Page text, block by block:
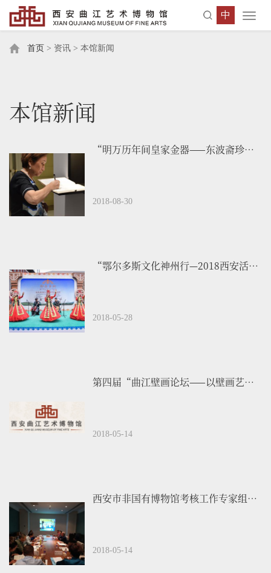
中
首页 > 资讯 > 本馆新闻
本馆新闻
“明万历年间皇家金器——东波斋珍藏展”赴斯洛文尼亚国家博物馆展出
2018-08-30
“鄂尔多斯文化神州行—2018西安活动周”启动仪式在西安举行
2018-05-28
第四届“曲江壁画论坛——以壁画艺术史研究 及保护修复技术研究为中心”国际学术会…...
2018-05-14
西安市非国有博物馆考核工作专家组莅临我馆进行2017年度考评工作
2018-05-14